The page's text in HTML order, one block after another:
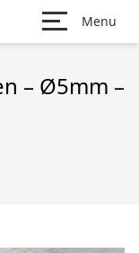
Menu
– Ø5mm –